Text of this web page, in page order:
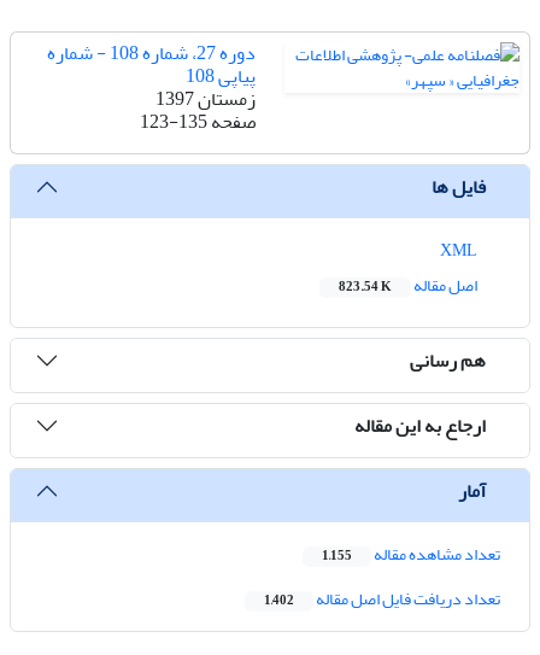
دوره 27، شماره 108 - شماره
پیاپی 108
زمستان 1397
صفحه123-135
فایل ها
اصل مقاله
823.54 K
هم رسانی
ارجاع به این مقاله
آمار
تعداد مشاهده مقاله 1,155
تعداد دریافت فایل اصل مقاله 1,402